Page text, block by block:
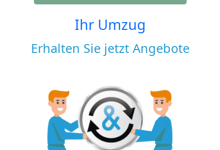
Ihr Umzug
Erhalten Sie jetzt Angebote